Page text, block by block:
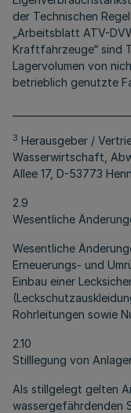
der Technischen
„Arbeitsblatt ATV-
Kraftfahrzeuge“ sind
Lagervolumen von
betrieblich genutzte
3 Herausgeber /
Wasserwirtschaft,
Allee 17, D-53773
2.9
Wesentliche
Wesentliche
Erneuerungs- und
Einbau einer
Rohrleitungen sowie
2.10
Stilllegung von
Als stillgelegt gelten
wassergefährdenden